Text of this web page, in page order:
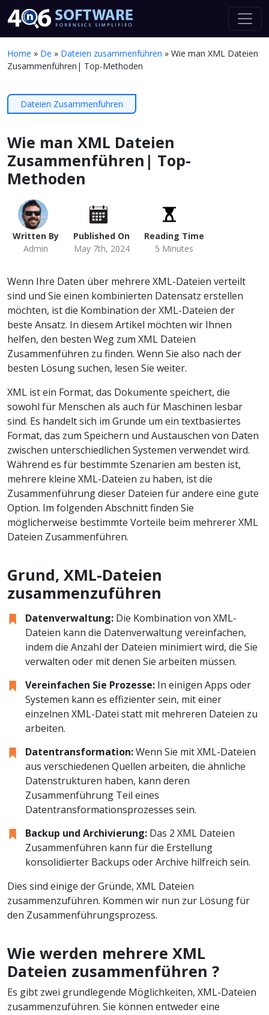
Home » De » Dateien zusammenführen » Wie man XML Dateien
Zusammenführen| Top-Methoden
Dateien Zusammenführen
Wie man XML Dateien
Zusammenführen| Top-
Methoden
Written By
Admin
Published On
May 7th, 2024
Reading Time
5 Minutes
Wenn Ihre Daten über mehrere XML-Dateien verteilt
sind und Sie einen kombinierten Datensatz erstellen
möchten, ist die Kombination der XML-Dateien der
beste Ansatz. In diesem Artikel möchten wir Ihnen
helfen, den besten Weg zum XML Dateien
Zusammenführen zu finden. Wenn Sie also nach der
besten Lösung suchen, lesen Sie weiter.
XML ist ein Format, das Dokumente speichert, die
sowohl für Menschen als auch für Maschinen lesbar
sind. Es handelt sich im Grunde um ein textbasiertes
Format, das zum Speichern und Austauschen von Daten
zwischen unterschiedlichen Systemen verwendet wird.
Während es für bestimmte Szenarien am besten ist,
mehrere kleine XML-Dateien zu haben, ist die
Zusammenführung dieser Dateien für andere eine gute
Option. Im folgenden Abschnitt finden Sie
möglicherweise bestimmte Vorteile beim mehrerer XML
Dateien Zusammenführen.
Grund, XML-Dateien
zusammenzuführen
Datenverwaltung: Die Kombination von XML-
Dateien kann die Datenverwaltung vereinfachen,
indem die Anzahl der Dateien minimiert wird, die Sie
verwalten oder mit denen Sie arbeiten müssen.
Vereinfachen Sie Prozesse: In einigen Apps oder
Systemen kann es effizienter sein, mit einer
einzelnen XML-Datei statt mit mehreren Dateien zu
arbeiten.
Datentransformation:Wenn Sie mit XML-Dateien
aus verschiedenen Quellen arbeiten, die ähnliche
Datenstrukturen haben, kann deren
Zusammenführung Teil eines
Datentransformationsprozesses sein.
Backup und Archivierung: Das 2 XML Dateien
Zusammenführen kann für die Erstellung
konsolidierter Backups oder Archive hilfreich sein.
Dies sind einige der Gründe, XML Dateien
zusammenzuführen. Kommen wir nun zur Lösung für
den Zusammenführungsprozess.
Wie werden mehrere XML
Dateien zusammenführen ?
Es gibt zwei grundlegende Möglichkeiten, XML-Dateien
zusammenzuführen. Sie können entweder eine